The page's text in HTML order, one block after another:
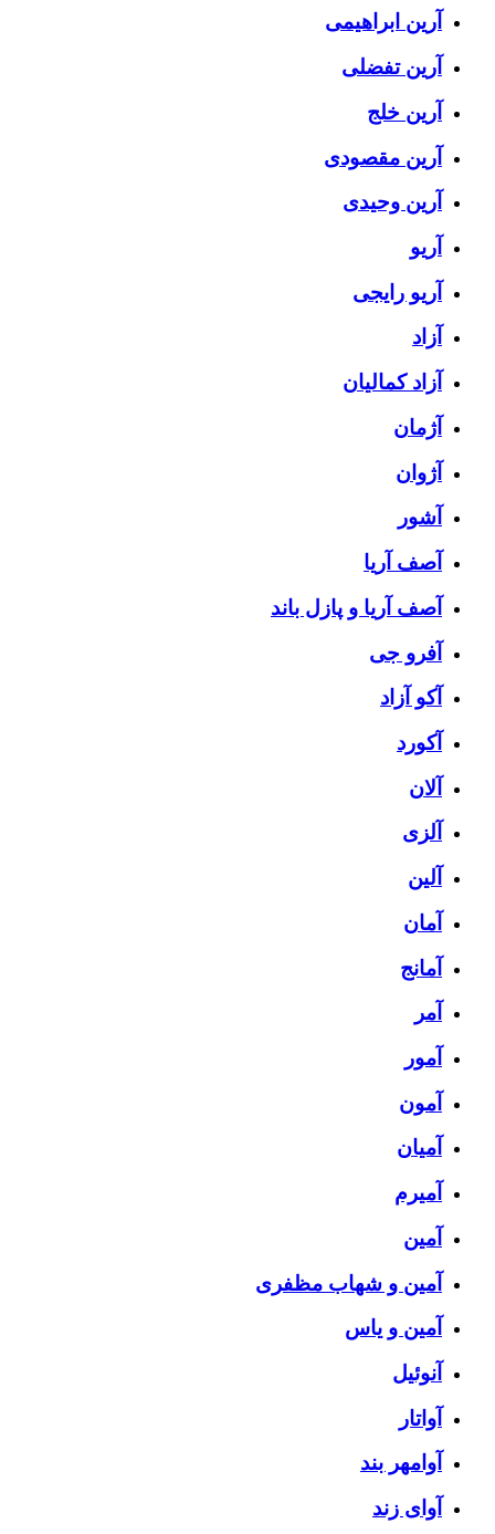
آرین ابراهیمی
آرین تفضلی
آرین خلج
آرین مقصودی
آرین وحیدی
آریو
آریو رایجی
آزاد
آزاد کمالیان
آژمان
آژوان
آشور
آصف آریا
آصف آریا و پازل باند
آفرو جی
آکو آزاد
آکورد
آلان
آلزی
آلین
آمان
آمانج
آمر
آمور
آمون
آمیان
آمیرم
آمین
آمین و شهاب مظفری
آمین و یاس
آنوئیل
آواتار
آوامهر بند
آوای زند